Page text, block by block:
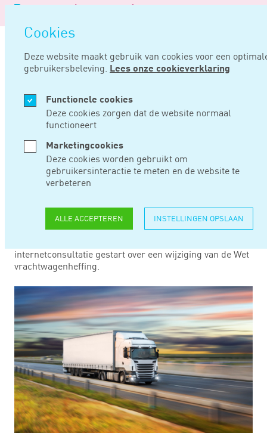
overslaan
Cookies
Deze website maakt gebruik van cookies voor een
gebruikersbeleving. Lees onze cookieverklaring
Functionele cookies
Deze cookies zorgen dat de website normaal
functioneert
Marketingcookies
Deze cookies worden gebruikt om
gebruikersinteractie te meten en de website te
verbeteren
ALLE ACCEPTEREN INSTELLINGEN OPSLAAN
Logo
Noord
Negentig
NOV 23, 2023
WIJZIGING WET
internetconsultatie gestart over een wijziging van de Wet
vrachtwagenheffing.